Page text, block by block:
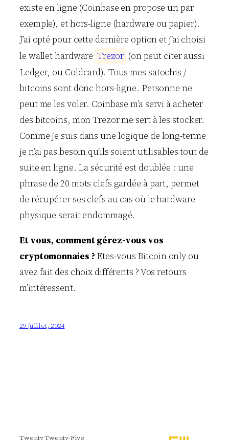
existe en ligne (Coinbase en propose un par
exemple), et hors-ligne (hardware ou papier).
J’ai opté pour cette dernière option et j’ai choisi
le wallet hardware Trezor (on peut citer aussi
Ledger, ou Coldcard). Tous mes satochis /
bitcoins sont donc hors-ligne. Personne ne
peut me les voler. Coinbase m’a servi à acheter
des bitcoins, mon Trezor me sert à les stocker.
Comme je suis dans une logique de long-terme
je n’ai pas besoin qu’ils soient utilisables tout de
suite en ligne. La sécurité est doublée : une
phrase de 20 mots clefs gardée à part, permet
de récupérer ses clefs au cas où le hardware
physique serait endommagé.
Et vous, comment gérez-vous vos
cryptomonnaies ? Etes-vous Bitcoin only ou
avez fait des choix différents ? Vos retours
m’intéressent.
29 juillet, 2024
Twenty Twenty-Five